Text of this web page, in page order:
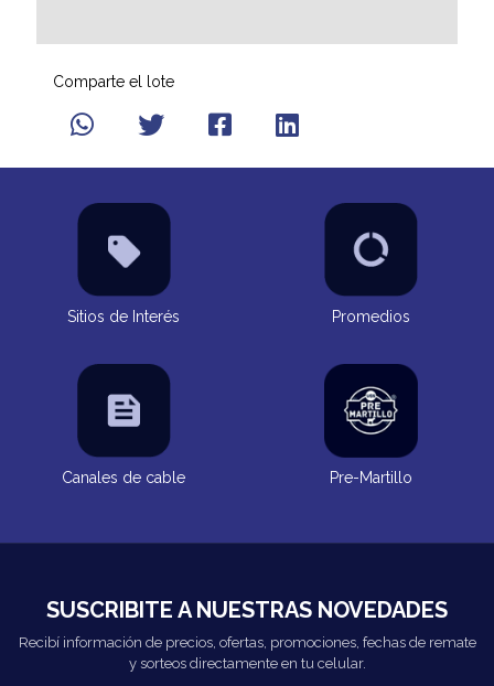
Comparte el lote
Sitios de Interés Promedios
Canales de cable Pre-Martillo
SUSCRIBITE A NUESTRAS NOVEDADES
Recibí información de precios, ofertas, promociones, fechas de remate
y sorteos directamente en tu celular.